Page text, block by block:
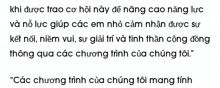
khi được trao cơ hội này để nâng cao năng lực
và nỗ lực giúp các em nhỏ cảm nhận được sự
kết nối, niềm vui, sự giải trí và tinh thần cộng đồng
thông qua các chương trình của chúng tôi.”
“Các chương trình của chúng tôi mang tính